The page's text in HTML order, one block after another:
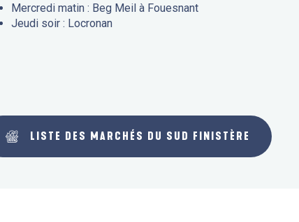
Mercredi matin : Beg Meil à Fouesnant
Jeudi soir : Locronan
LISTE DES MARCHÉS DU SUD FINISTÈRE